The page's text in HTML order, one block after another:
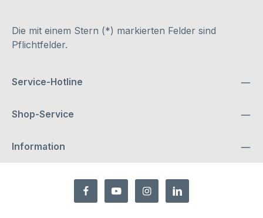
Die mit einem Stern (*) markierten Felder sind
Pflichtfelder.
Service-Hotline
Shop-Service
Information